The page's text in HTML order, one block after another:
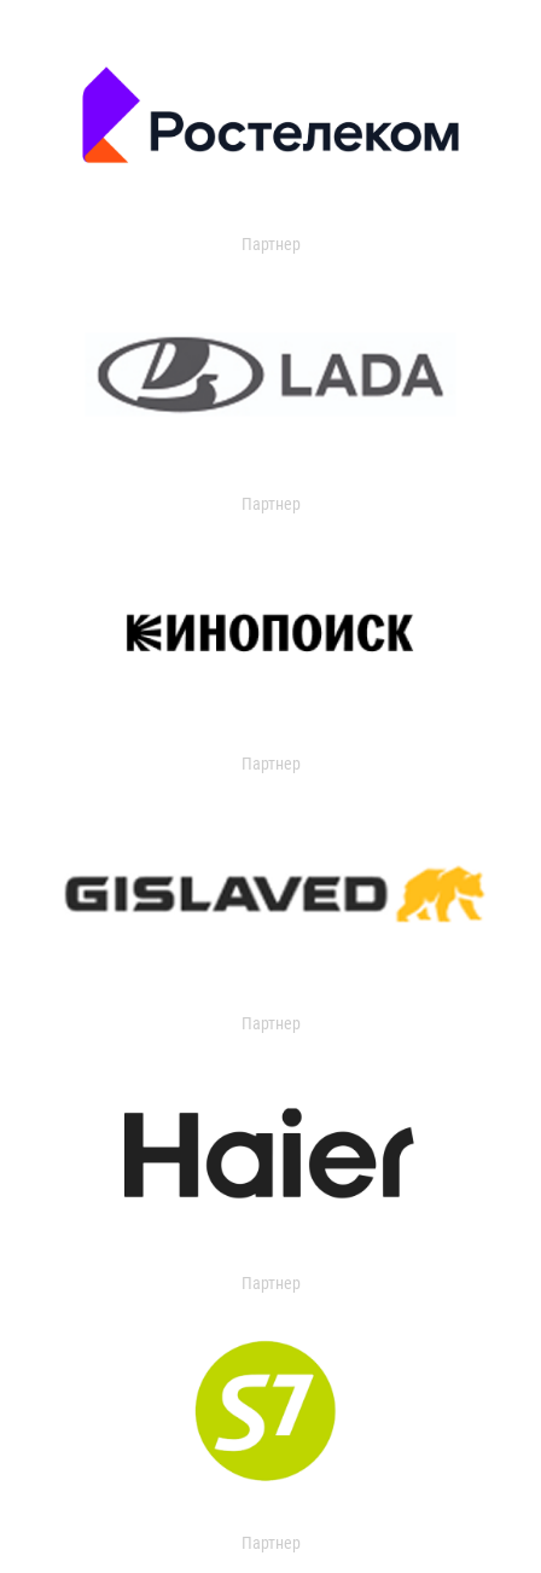
Партнер
Партнер
Партнер
Партнер
Партнер
Партнер